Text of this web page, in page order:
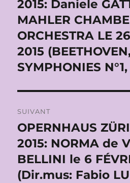
2015: Daniele
MAHLER
ORCHESTRA LE
2015
SYMPHONIES
SUIVANT
Publication
suivante :
OPERNHAUS
2015: NORMA de
BELLINI le 6
(Dir.mus: Fabio